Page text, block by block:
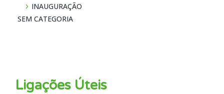
INAUGURAÇÃO
SEM CATEGORIA
Ligações Úteis